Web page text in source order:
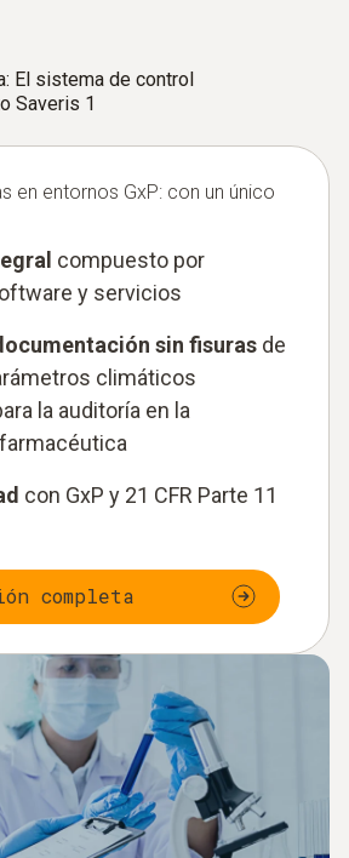
El sistema de control
Saveris 1
en entornos GxP: con un único
compuesto por
y servicios
sin fisuras de
climáticos
la auditoría en la
con GxP y 21 CFR Parte 11
completa